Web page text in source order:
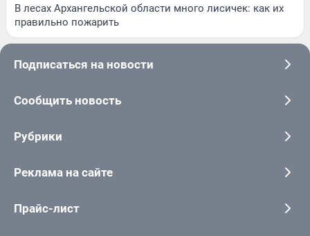
В лесах Архангельской области много лисичек: как их
правильно пожарить
Подписаться на новости
Сообщить новость
Рубрики
Реклама на сайте
Прайс-лист